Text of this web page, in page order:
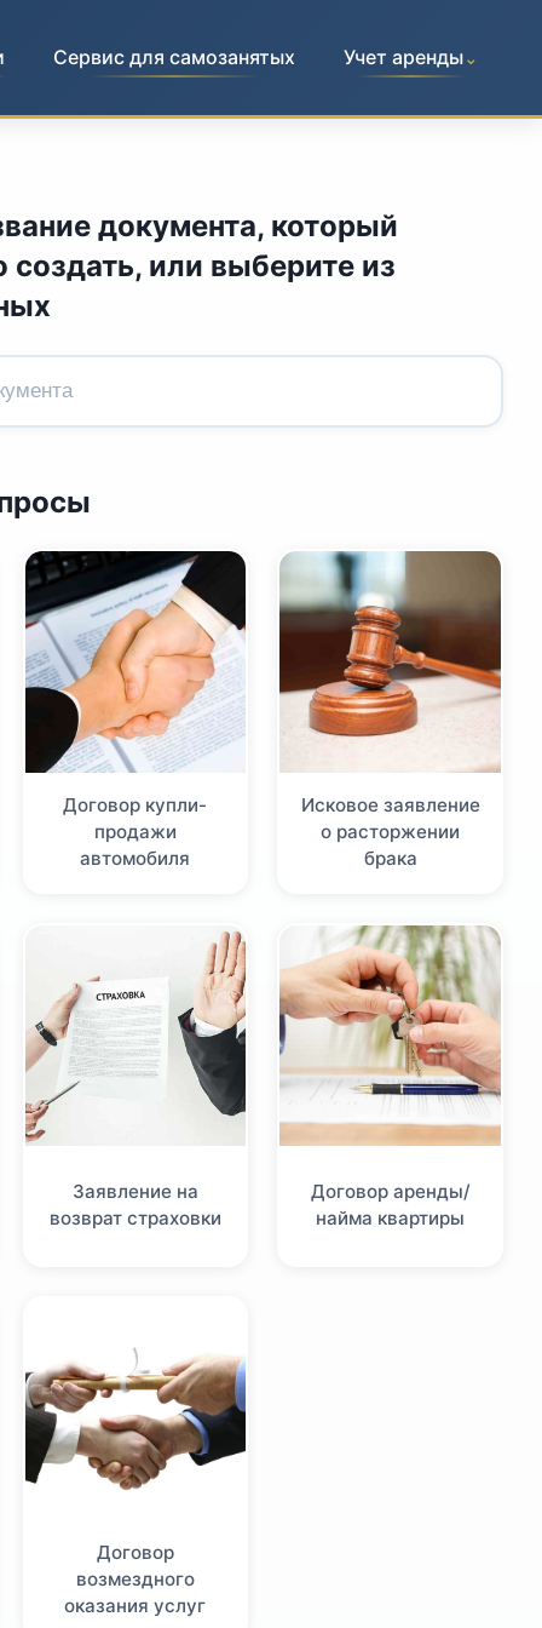
Сервис для самозанятых Учет аренды⌄
документа, который
или выберите из
Договор купли-
продажи
автомобиля
Исковое заявление
о расторжении
брака
Заявление на
возврат страховки
Договор аренды/
найма квартиры
Договор
возмездного
оказания услуг